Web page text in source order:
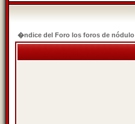
�ndice del Foro los foros de nódulo